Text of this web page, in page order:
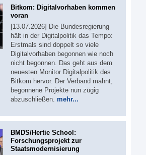
Bitkom: Digitalvorhaben kommen
voran
[13.07.2026] Die Bundesregierung
hält in der Digitalpolitik das Tempo:
Erstmals sind doppelt so viele
Digitalvorhaben begonnen wie noch
nicht begonnen. Das geht aus dem
neuesten Monitor Digitalpolitik des
Bitkom hervor. Der Verband mahnt,
begonnene Projekte nun zügig
abzuschließen. mehr...
BMDS/Hertie School:
Forschungsprojekt zur
Staatsmodernisierung